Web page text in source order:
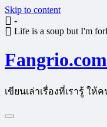
Skip to content
-
Life is a soup but I'm
Fangrio.com
เขียนเล่าเรื่องที่เรารู้ ให้